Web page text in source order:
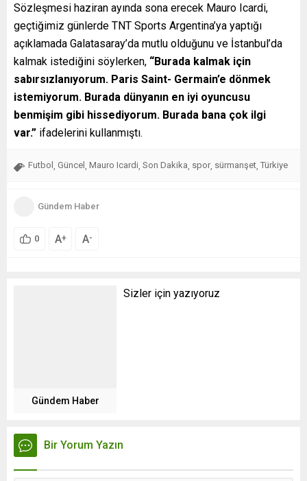
Sözleşmesi haziran ayında sona erecek Mauro Icardi,
geçtiğimiz günlerde TNT Sports Argentina’ya yaptığı
açıklamada Galatasaray’da mutlu olduğunu ve İstanbul’da
kalmak istediğini söylerken, “Burada kalmak için
sabırsızlanıyorum. Paris Saint- Germain’e dönmek
istemiyorum. Burada dünyanın en iyi oyuncusu
benmişim gibi hissediyorum. Burada bana çok ilgi
var.” ifadelerini kullanmıştı.
Futbol Güncel Mauro Icardi Son Dakika spor sürmanşet Türkiye
Gündem Haber
0 A+ A-
Gündem Haber
Sizler için yazıyoruz
Bir Yorum Yazın